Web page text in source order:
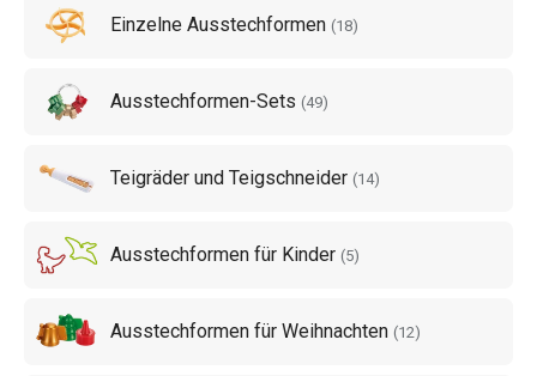
suchen SieSchüsseln für Teig,Rollen für Teig
Einzelne Ausstechformen (18)
Ausstechformen-Sets (49)
Teigräder und Teigschneider (14)
Ausstechformen für Kinder (5)
Ausstechformen für Weihnachten (12)